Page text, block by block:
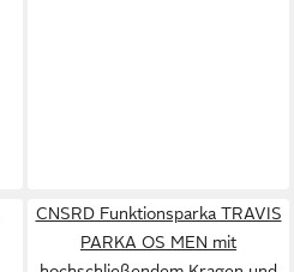
CNSRD Funktionsparka TRAVIS
PARKA OS MEN mit